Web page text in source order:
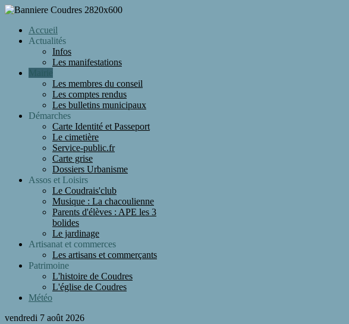
Accueil
Actualités
Infos
Les manifestations
Les membres du conseil
Les comptes rendus
Les bulletins municipaux
Démarches
Carte Identité et Passeport
Le cimetière
Service-public.fr
Carte grise
Dossiers Urbanisme
Assos et Loisirs
Le Coudrais'club
Musique : La chacoulienne
Parents d'élèves : APE les 3
bolides
Le jardinage
Artisanat et commerces
Les artisans et commerçants
Patrimoine
L'histoire de Coudres
L'église de Coudres
Météo
vendredi 7 août 2026